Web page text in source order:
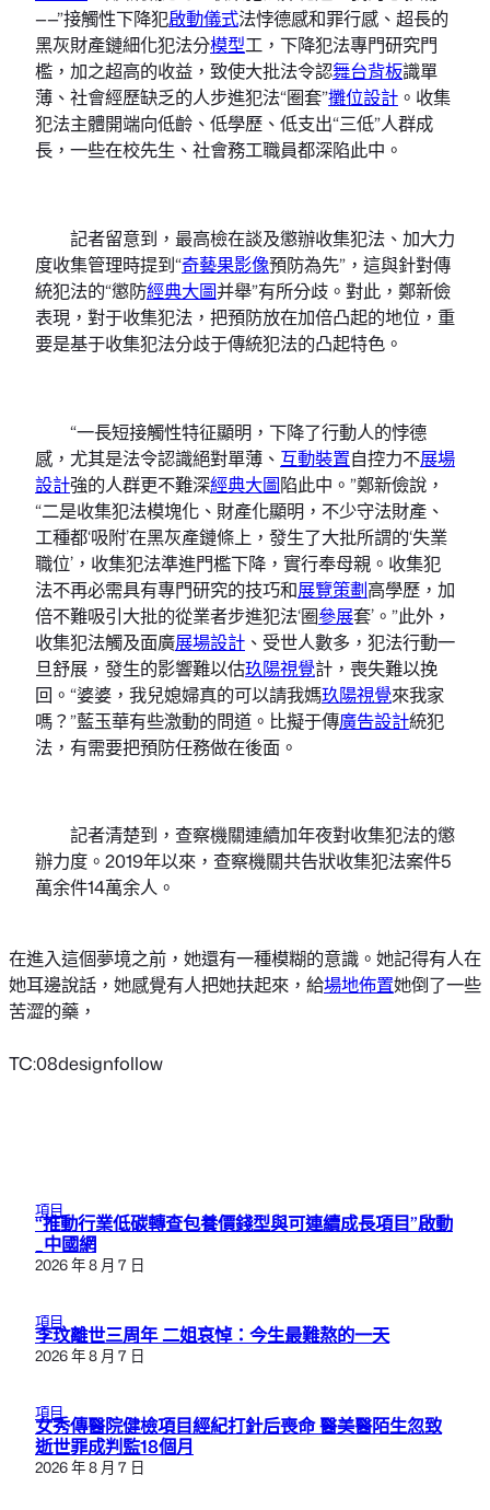
——”接觸性下降犯啟動儀式法悖德感和罪行感、超長的
黑灰財產鏈細化犯法分模型工，下降犯法專門研究門
檻，加之超高的收益，致使大批法令認舞台背板識單
薄、社會經歷缺乏的人步進犯法“圈套”攤位設計 。收集
犯法主體開端向低齡、低學歷、低支出“三低”人群成
長，一些在校先生、社會務工職員都深陷此中。
記者留意到，最高檢在談及懲辦收集犯法、加大力
度收集管理時提到“奇藝果影像預防為先”，這與針對傳
統犯法的“懲防經典大圖并舉”有所分歧。對此，鄭新儉
表現，對于收集犯法，把預防放在加倍凸起的地位，重
要是基于收集犯法分歧于傳統犯法的凸起特色。
“一長短接觸性特征顯明，下降了行動人的悖德
感，尤其是法令認識絕對單薄、 互動裝置自控力不展場
設計強的人群更不難深經典大圖陷此中。”鄭新儉說，
“二是收集犯法模塊化、財產化顯明，不少守法財產、
工種都‘吸附’在黑灰產鏈條上，發生了大批所謂的‘失業
職位’，收集犯法準進門檻下降，實行奉母親。收集犯
法不再必需具有專門研究的技巧和展覽策劃高學歷，加
倍不難吸引大批的從業者步進犯法‘圈參展套’。”此外，
收集犯法觸及面廣展場設計 、受世人數多，犯法行動一
旦舒展，發生的影響難以估玖陽視覺計，喪失難以挽
回。“婆婆，我兒媳婦真的可以請我媽玖陽視覺來我家
嗎？”藍玉華有些激動的問道。比擬于傳廣告設計統犯
法，有需要把預防任務做在後面。
記者清楚到，查察機關連續加年夜對收集犯法的懲
辦力度。2019年以來，查察機關共告狀收集犯法案件5
萬余件14萬余人。
在進入這個夢境之前，她還有一種模糊的意識。她記得有人在
她耳邊說話，她感覺有人把她扶起來，給場地佈置她倒了一些
苦澀的藥，
TC:08designfollow
項目
“推動行業低碳轉查包養價錢型與可連續成長項目”啟動
_中國網
2026 年 8 月 7 日
項目
李玟離世三周年 二姐哀悼：今生最難熬的一天
2026 年 8 月 7 日
項目
女秀傳醫院健檢項目經紀打針后喪命 醫美醫陌生忽致
逝世罪成判監18個月
2026 年 8 月 7 日